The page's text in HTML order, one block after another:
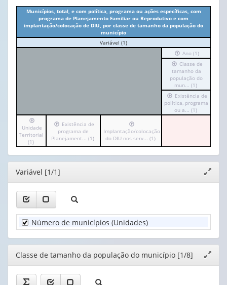
Municípios, total, e com política, programa ou ações específicas, com
programa de Planejamento Familiar ou Reprodutivo e com
implantação/colocação de DIU, por classe de tamanho da população do
município
No
cabeçalho:
Variável (1)
Irá
para
o
cabeçalho
(possui
apenas
1
valor):
Ano
Ano (1)
Irá
para
o
cabeçalho
(possui
apenas
1
valor):
população
do
Classe de
tamanho da
população do
mun... (1)
Irá
para
cabeçalho
valor):
programa
Existência de
política, programa
ou a... (1)
Irá
para
o
cabeçalho
(possui
apenas
1
valor):
Unidade
Territorial
(1)
Unidade
Territorial
(1)
Irá
para
o
cabeçalho
valor):
programa
de
Planejament...
(1)
Existência de
programa de
Planejament... (1)
Irá
para
o
cabeçalho
serv...
(1)
Implantação/colocação
do DIU nos serv... (1)
Editor
janela
Variável [1/1]
Número de municípios (Unidades)
Editor
janela
Classe de tamanho da população do município [1/8]